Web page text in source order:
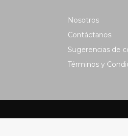
Nosotros
Contáctanos
Sugerencias de
Términos y